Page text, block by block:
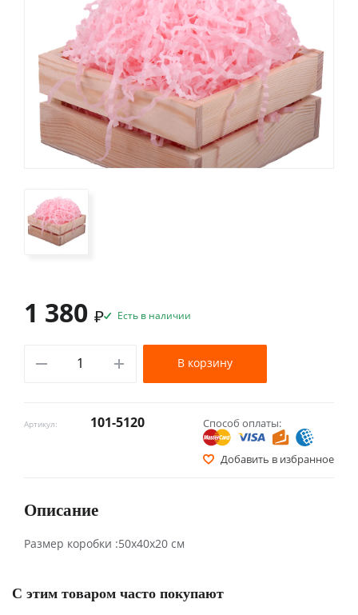
Артикул: 101-5120 Способ оплаты:
Добавить в избранное
1 380 ₽ Есть в наличии
В корзину
Описание
Размер коробки :50х40х20 см
С этим товаром часто покупают